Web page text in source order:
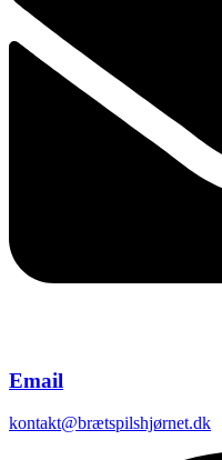
Email
kontakt@brætspilshjørnet.dk